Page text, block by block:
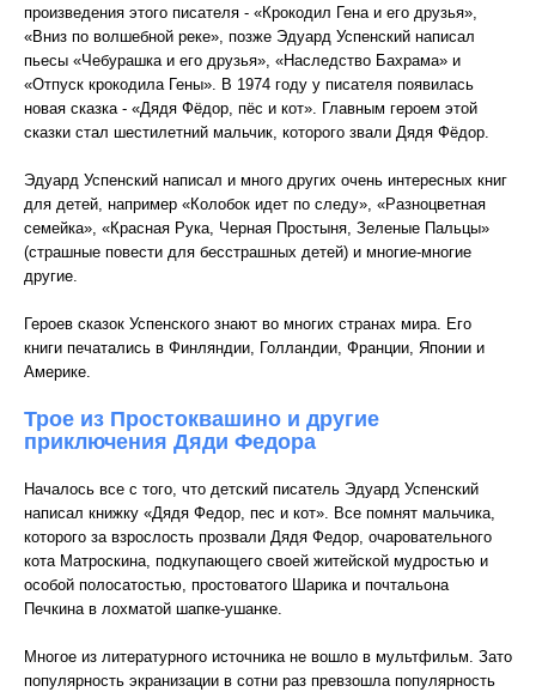
произведения этого писателя - «Крокодил Гена и его друзья»,
«Вниз по волшебной реке», позже Эдуард Успенский написал
пьесы «Чебурашка и его друзья», «Наследство Бахрама» и
«Отпуск крокодила Гены». В 1974 году у писателя появилась
новая сказка - «Дядя Фёдор, пёс и кот». Главным героем этой
сказки стал шестилетний мальчик, которого звали Дядя Фёдор.
Эдуард Успенский написал и много других очень интересных книг
для детей, например «Колобок идет по следу», «Разноцветная
семейка», «Красная Рука, Черная Простыня, Зеленые Пальцы»
(страшные повести для бесстрашных детей) и многие-многие
другие.
Героев сказок Успенского знают во многих странах мира. Его
книги печатались в Финляндии, Голландии, Франции, Японии и
Америке.
Трое из Простоквашино и другие
приключения Дяди Федора
Началось все с того, что детский писатель Эдуард Успенский
написал книжку «Дядя Федор, пес и кот». Все помнят мальчика,
которого за взрослость прозвали Дядя Федор, очаровательного
кота Матроскина, подкупающего своей житейской мудростью и
особой полосатостью, простоватого Шарика и почтальона
Печкина в лохматой шапке-ушанке.
Многое из литературного источника не вошло в мультфильм. Зато
популярность экранизации в сотни раз превзошла популярность